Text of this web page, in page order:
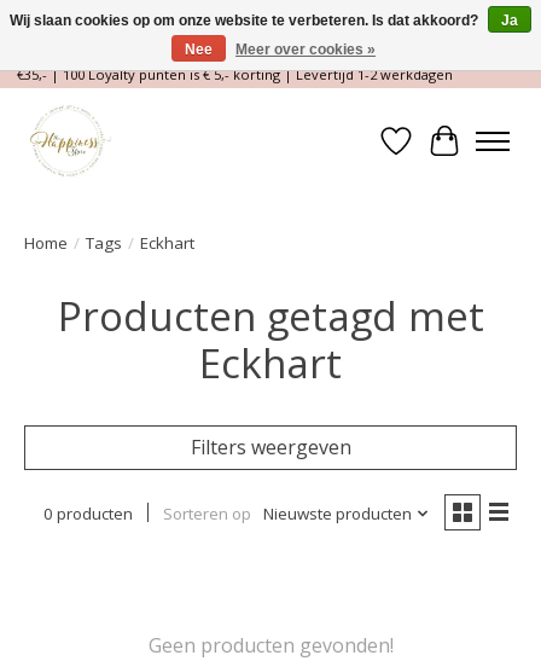
Magische Conceptstore, Edelstenen & Spirituele winkel | Gratis verzending >
€35,- | 100 Loyalty punten is € 5,- korting | Levertijd 1-2 werkdagen
Verlanglijst
Home / Tags / Eckhart
Producten getagd met
Eckhart
Filters weergeven
0 producten Sorteren op Nieuwste producten
Geen producten gevonden!
Wij slaan cookies op om onze website te verbeteren. Is dat akkoord?
Ja
Nee
Meer over cookies »